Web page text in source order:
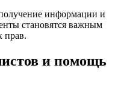
информации и
становятся важным
прав.
и помощь